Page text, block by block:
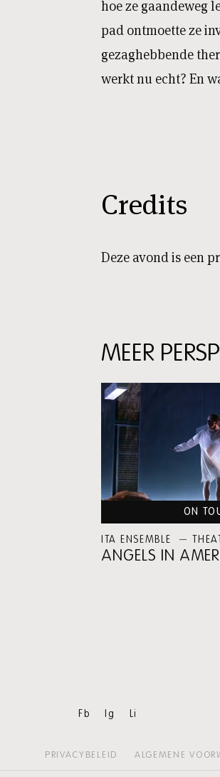
hoe ze gaandeweg
pad ontmoette ze
gezaghebbende
werkt nu echt? En
Credits
Deze avond is een
MEER
content:
Meer
perspectief
ON
ITA ENSEMBLE
ANGELS IN
Fb Ig Li
PRIVACYBELEID ALGEMENE